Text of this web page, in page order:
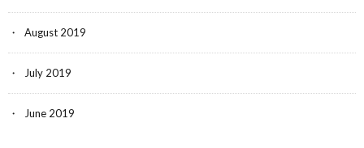
August 2019
July 2019
June 2019